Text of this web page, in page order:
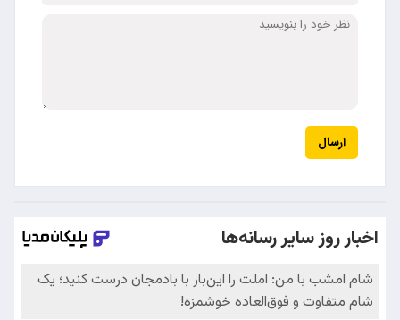
ارسال